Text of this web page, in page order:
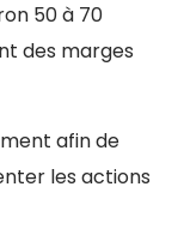
50 à 70
des marges
afin de
les actions